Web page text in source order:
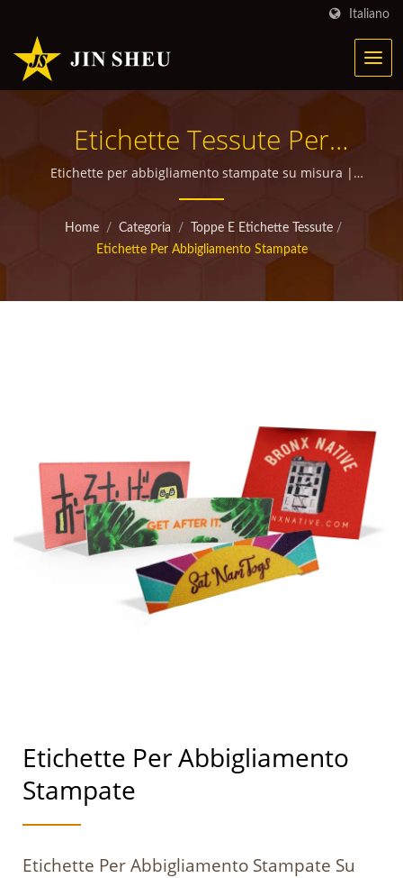
Italiano
Etichette Tessute Per
Trasferimento Di Calore |
Prodotti Metallici
Personalizzati Per
Etichette per abbigliamento stampate su misura |
articoli promozionali personalizzati di alta qualità per
Home / Categoria / Toppe E Etichette Tessute /
Etichette Per Abbigliamento Stampate
Etichette Per Abbigliamento
Stampate
Etichette Per Abbigliamento Stampate Su